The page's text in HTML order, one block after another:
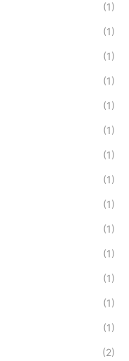
(1)
(1)
(1)
(1)
(1)
(1)
(1)
(1)
(1)
(1)
(1)
(1)
(1)
(1)
(2)